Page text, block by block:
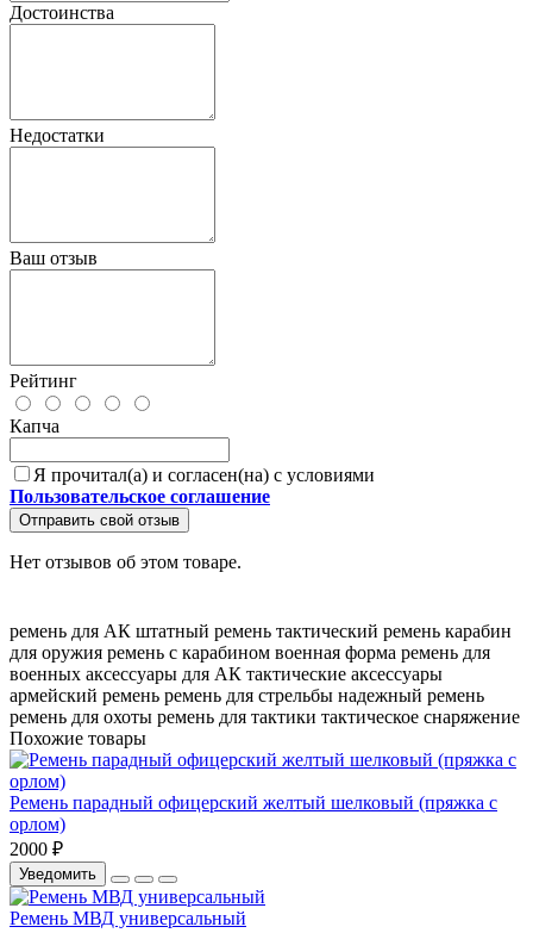
Достоинства
Недостатки
Ваш отзыв
Рейтинг
Капча
Я прочитал(а) и согласен(на) с условиями
Пользовательское соглашение
Отправить свой отзыв
Нет отзывов об этом товаре.
ремень для АК штатный ремень тактический ремень карабин
для оружия ремень с карабином военная форма ремень для
военных аксессуары для АК тактические аксессуары
армейский ремень ремень для стрельбы надежный ремень
ремень для охоты ремень для тактики тактическое снаряжение
Похожие товары
Ремень парадный офицерский желтый шелковый (пряжка с
орлом)
2000 ₽
Уведомить
Ремень МВД универсальный